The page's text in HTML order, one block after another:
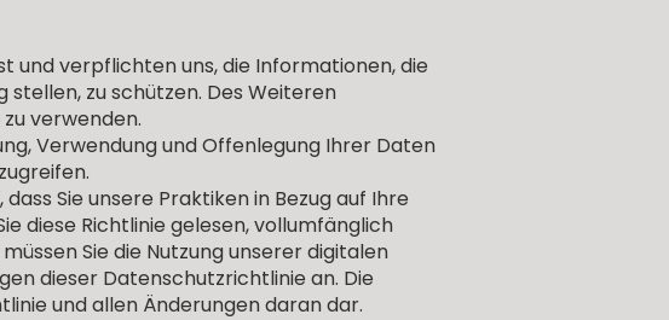
und verpflichten uns, die Informationen, die
zu schützen. Des Weiteren
verwenden.
Verwendung und Offenlegung Ihrer Daten
Sie unsere Praktiken in Bezug auf Ihre
diese Richtlinie gelesen, vollumfänglich
Sie die Nutzung unserer digitalen
dieser Datenschutzrichtlinie an. Die
und allen Änderungen daran dar.